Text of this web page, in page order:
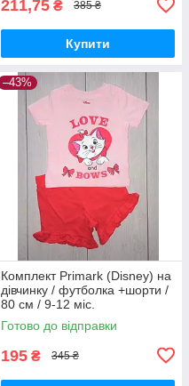
211,75 ₴ 385 ₴
Купити
–43%
Комплект Primark (Disney) на
дівчинку / футболка +шорти /
80 см / 9-12 міс.
Готово до відправки
195 ₴ 345 ₴